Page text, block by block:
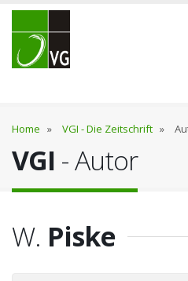
Home » VGI - Die Zeitschrift »
VGI - Autor
W. Piske